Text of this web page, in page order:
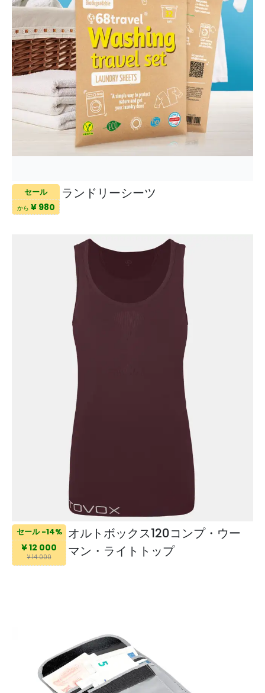
セール
から ¥ 980
ランドリーシーツ
セール -14%
¥ 12 000
¥ 14 000
オルトボックス120コンプ・ウー
マン・ライトトップ